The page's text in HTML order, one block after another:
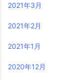
2021年3月
2021年2月
2021年1月
2020年12月